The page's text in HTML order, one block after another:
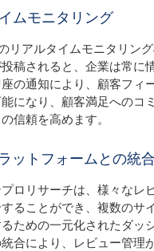
ムモニタリング
リアルタイムモニタリン
稿されると、企業は常に
の通知により、顧客フィ
になり、顧客満足へのコ
信頼を高めます。
ットフォームとの統合
ロリサーチは、様々なレ
ることができ、複数のサ
ための一元化されたダッ
合により、レビュー管理